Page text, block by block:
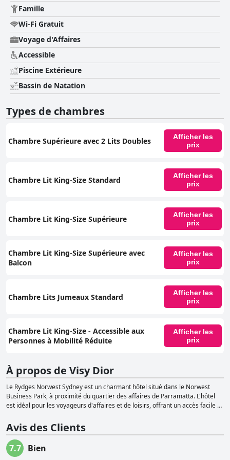
Famille
Wi-Fi Gratuit
Voyage d'Affaires
Accessible
Piscine Extérieure
Bassin de Natation
Types de chambres
Chambre Supérieure avec 2 Lits Doubles
Afficher les
prix
Chambre Lit King-Size Standard
Afficher les
prix
Chambre Lit King-Size Supérieure
Afficher les
prix
Chambre Lit King-Size Supérieure avec
Balcon
Afficher les
prix
Chambre Lits Jumeaux Standard
Afficher les
prix
Chambre Lit King-Size - Accessible aux
Personnes à Mobilité Réduite
Afficher les
prix
À propos de Visy Dior
Le Rydges Norwest Sydney est un charmant hôtel situé dans le Norwest
Business Park, à proximité du quartier des affaires de Parramatta. L'hôtel
est idéal pour les voyageurs d'affaires et de loisirs, offrant un accès facile à
Country Club et du Museums Discovery Centre, le Rydges Norwest Sydney
propose de nombreuses activités aux visiteurs. En outre, l'hôtel est situé à
proximité de deux hôpitaux privés, Norwest Private Hospital et Lakeview
Private Hospital, ce qui en fait un excellent choix pour ceux qui ont besoin
Avis des Clients
7.7
Bien